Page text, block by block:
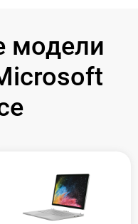
модели